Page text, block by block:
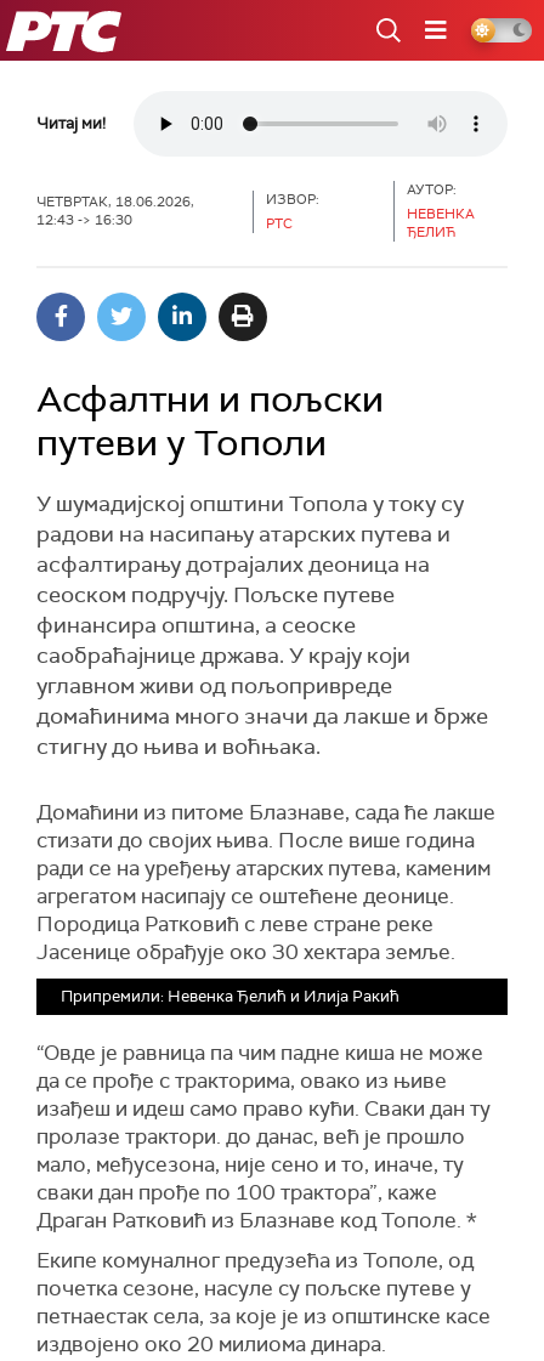
РТС
Читај ми!
ЧЕТВРТАК, 18.06.2026,
12:43 -> 16:30
ИЗВОР:
РТС
АУТОР:
НЕВЕНКА
ЂЕЛИЋ
Асфалтни и пољски
путеви у Тополи
У шумадијској општини Топола у току су
радови на насипању атарских путева и
асфалтирању дотрајалих деоница на
сеоском подручју. Пољске путеве
финансира општина, а сеоске
саобраћајнице држава. У крају који
углавном живи од пољопривреде
домаћинима много значи да лакше и брже
стигну до њива и воћњака.
Домаћини из питоме Блазнаве, сада ће лакше
стизати до својих њива. После више година
ради се на уређењу атарских путева, каменим
агрегатом насипају се оштећене деонице.
Породица Ратковић с леве стране реке
Јасенице обрађује око 30 хектара земље.
Припремили: Невенка Ђелић и Илија Ракић
“Овде је равница па чим падне киша не може
да се прође с тракторима, овако из њиве
изађеш и идеш само право кући. Сваки дан ту
пролазе трактори. до данас, већ је прошло
мало, међусезона, није сено и то, иначе, ту
сваки дан прође по 100 трактора”, каже
Драган Ратковић из Блазнаве код Тополе. *
Екипе комуналног предузећа из Тополе, од
почетка сезоне, насуле су пољске путеве у
петнаестак села, за које је из општинске касе
издвојено око 20 милиома динара.